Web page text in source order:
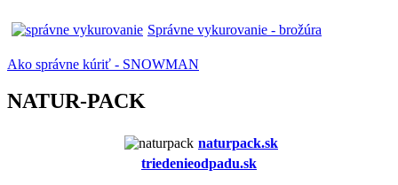
Správne vykurovanie - brožúra
Ako správne kúriť - SNOWMAN
NATUR-PACK
naturpack.sk
triedenieodpadu.sk